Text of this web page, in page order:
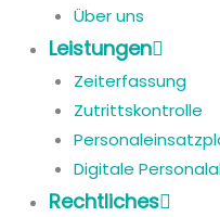
Über uns
Leistungen
Zeiterfassung
Zutrittskontrolle
Digitale
Rechtliches